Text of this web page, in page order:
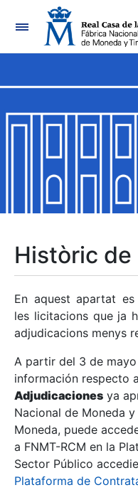
Mostra/Amaga
Mostra/Amaga
Mostra/Amaga
Mostra/Amaga
Mostra/Amaga
Històric
En aquest apartat
les licitacions que ja
adjudicacions menys
A partir del 3 de
información respecto a
Adjudicaciones ya
Nacional de Moneda
Moneda, puede
a FNMT-RCM en la
Sector Público
Plataforma de